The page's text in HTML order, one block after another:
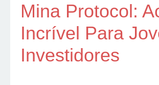
Mina Protocol:
Incrível Para
Investidores